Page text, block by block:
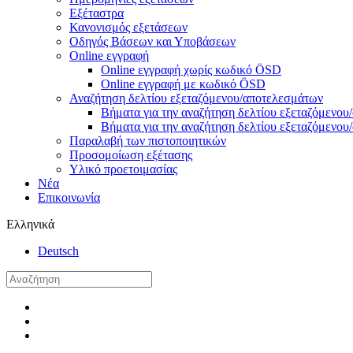
Εξέταστρα
Κανονισμός εξετάσεων
Οδηγός Βάσεων και Υποβάσεων
Online εγγραφή
Online εγγραφή χωρίς κωδικό ÖSD
Online εγγραφή με κωδικό ÖSD
Αναζήτηση δελτίου εξεταζόμενου/αποτελεσμάτων
Βήματα για την αναζήτηση δελτίου
Βήματα για την αναζήτηση δελτίου
Παραλαβή των πιστοποιητικών
Προσομοίωση εξέτασης
Υλικό προετοιμασίας
Νέα
Επικοινωνία
Ελληνικά
Deutsch